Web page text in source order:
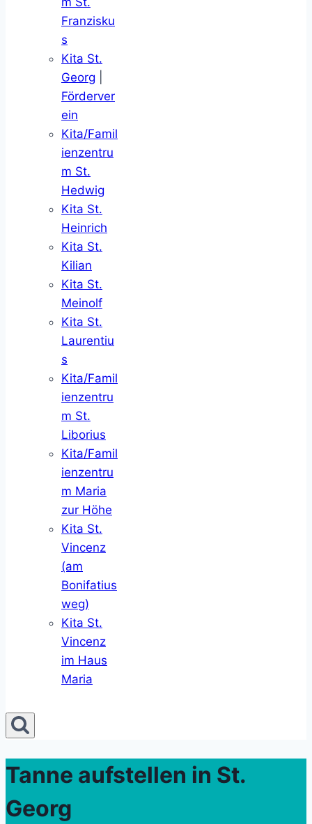
Franzisku
s
Kita St.
Georg
Förderver
ein
Kita/Famil
ienzentru
m St.
Hedwig
Kita St.
Heinrich
Kita St.
Kilian
Kita St.
Meinolf
Kita St.
Laurentiu
s
Kita/Famil
ienzentru
m St.
Liborius
Kita/Famil
ienzentru
m Maria
zur Höhe
Kita St.
Vincenz
(am
Bonifatius
weg)
Kita St.
Vincenz
im Haus
Maria
Tanne aufstellen in St.
Georg